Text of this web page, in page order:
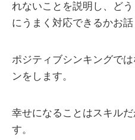
れないことを説明し、ど
にうまく対応できるかお話
ポジティブシンキングで
ンをします。
幸せになることはスキル
す。